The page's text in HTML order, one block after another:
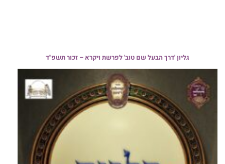
גליון 'דרך הבעל שם טוב' לפרשת ויקרא – זכור תשפ"ד